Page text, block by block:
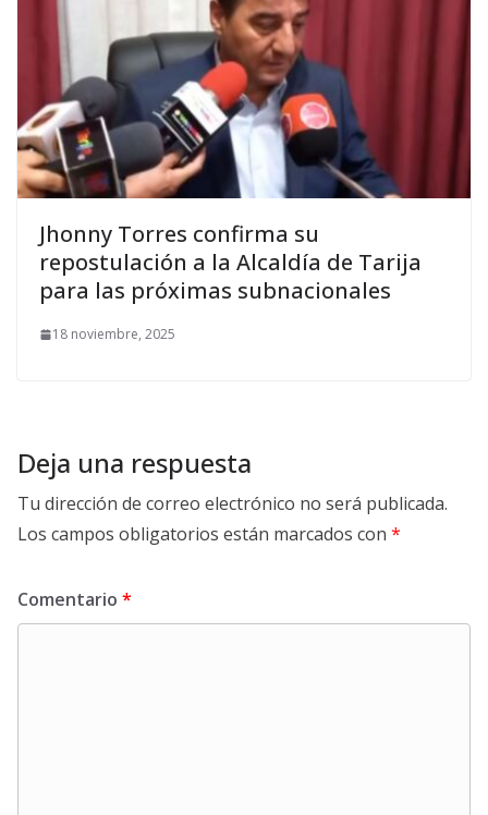
Jhonny Torres confirma su
repostulación a la Alcaldía de Tarija
para las próximas subnacionales
18 noviembre, 2025
Deja una respuesta
Tu dirección de correo electrónico no será publicada.
Los campos obligatorios están marcados con *
Comentario *